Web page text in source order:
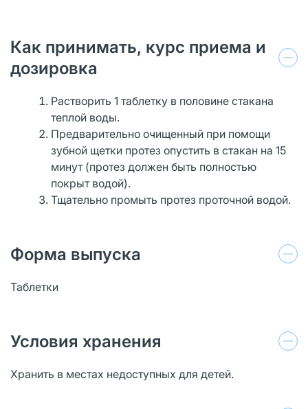
Как принимать, курс приема и
дозировка
Растворить 1 таблетку в половине стакана
теплой воды.
Предварительно очищенный при помощи
зубной щетки протез опустить в стакан на 15
минут (протез должен быть полностью
покрыт водой).
Тщательно промыть протез проточной водой.
Форма выпуска
Таблетки
Условия хранения
Хранить в местах недоступных для детей.